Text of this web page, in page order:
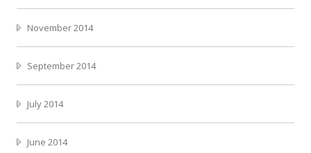
November 2014
September 2014
July 2014
June 2014